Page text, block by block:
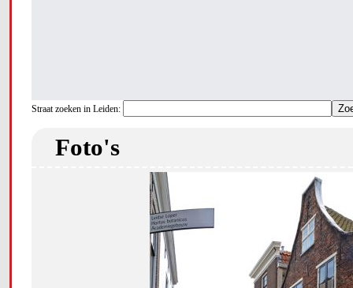
Straat zoeken in Leiden:
Foto's